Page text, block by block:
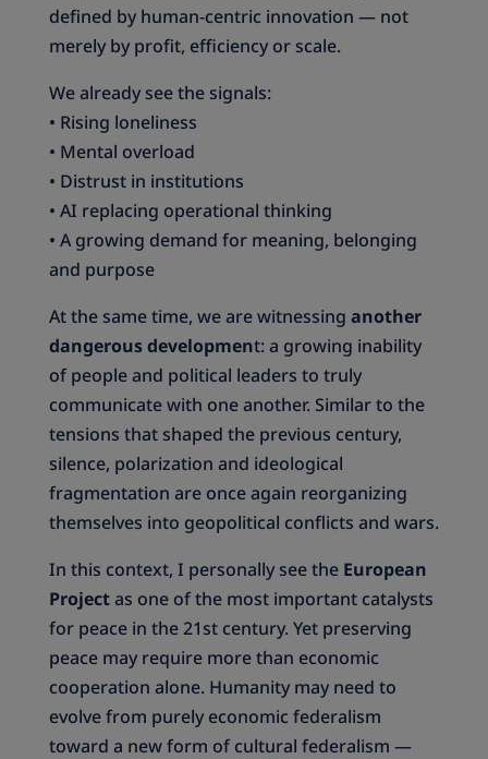
defined by human-centric innovation — not
merely by profit, efficiency or scale.
We already see the signals:
• Rising loneliness
• Mental overload
• Distrust in institutions
• AI replacing operational thinking
• A growing demand for meaning, belonging
and purpose
At the same time, we are witnessing another
dangerous development: a growing inability
of people and political leaders to truly
communicate with one another. Similar to the
tensions that shaped the previous century,
silence, polarization and ideological
fragmentation are once again reorganizing
themselves into geopolitical conflicts and wars.
In this context, I personally see theEuropean
Projectas one of the most important catalysts
for peace in the 21st century. Yet preserving
peace may require more than economic
cooperation alone. Humanity may need to
evolve from purely economic federalism
toward a new form of cultural federalism —